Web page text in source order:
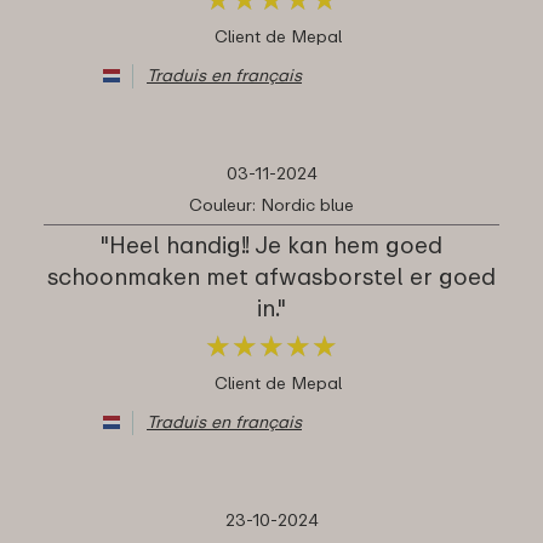
Client de Mepal
Traduis en français
03-11-2024
Couleur: Nordic blue
"Heel handig!! Je kan hem goed
schoonmaken met afwasborstel er goed
in."
★★★★★
★★★★★
Client de Mepal
Traduis en français
23-10-2024